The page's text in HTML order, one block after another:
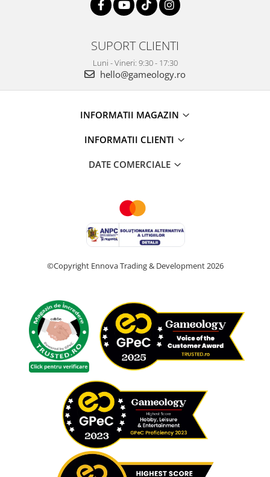
SUPORT CLIENTI
Luni - Vineri: 9:30 - 17:30
hello@gameology.ro
INFORMATII MAGAZIN
INFORMATII CLIENTI
DATE COMERCIALE
©Copyright Ennova Trading & Development 2026